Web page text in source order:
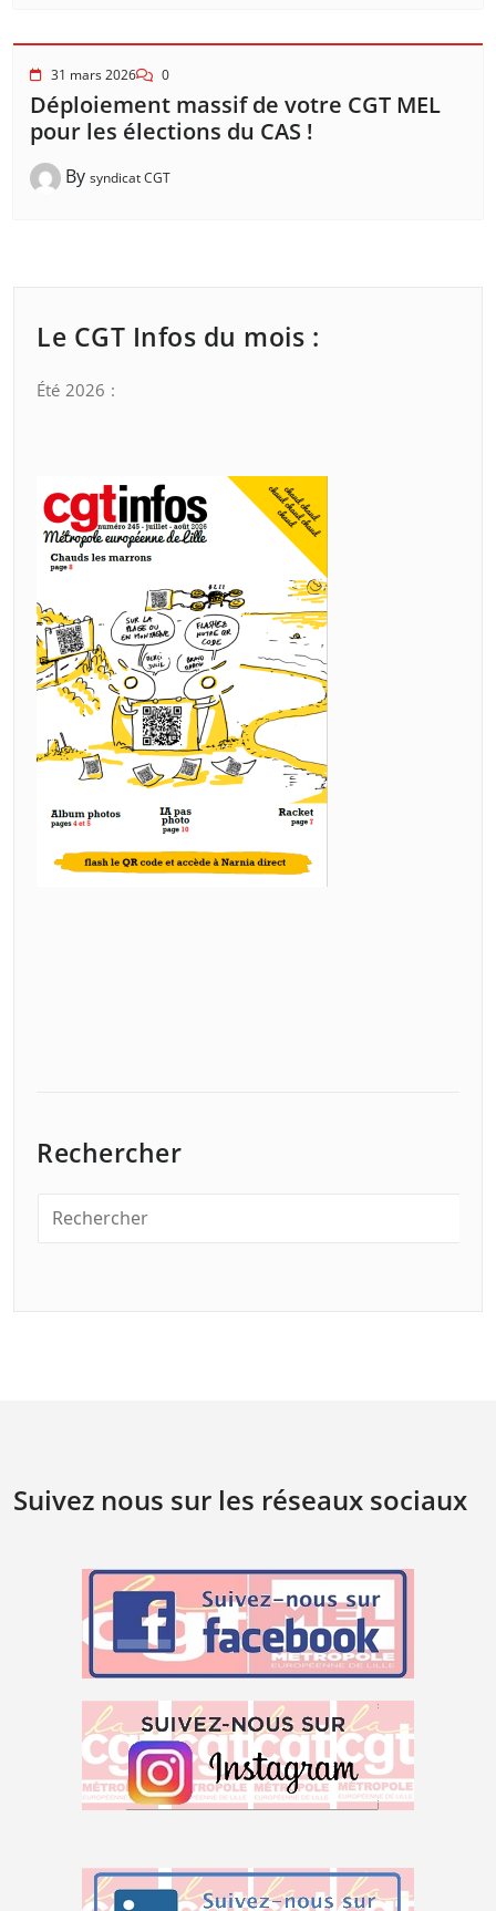
31 mars 2026 0
Déploiement massif de votre CGT MEL
pour les élections du CAS !
By syndicat CGT
Le CGT Infos du mois :
Été 2026 :
Rechercher
Suivez nous sur les réseaux sociaux